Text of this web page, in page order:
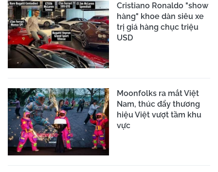
Cristiano Ronaldo "show
hàng" khoe dàn siêu xe
trị giá hàng chục triệu
USD
Moonfolks ra mắt Việt
Nam, thúc đẩy thương
hiệu Việt vượt tầm khu
vực